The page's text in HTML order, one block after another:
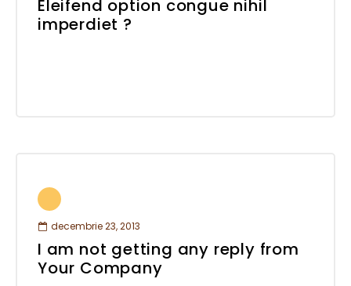
Eleifend option congue nihil
imperdiet ?
decembrie 23, 2013
I am not getting any reply from
Your Company